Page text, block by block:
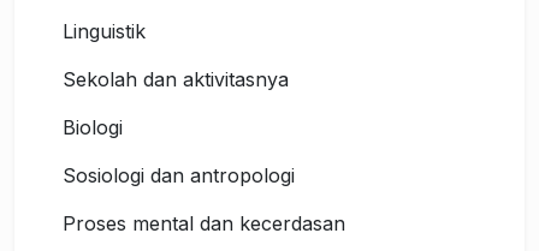
Linguistik
Sekolah dan aktivitasnya
Biologi
Sosiologi dan antropologi
Proses mental dan kecerdasan